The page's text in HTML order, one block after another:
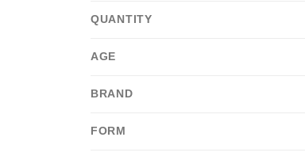
QUANTITY
AGE
BRAND
FORM